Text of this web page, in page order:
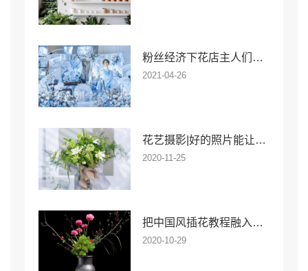
粉丝经济下花店主人们如何助力花艺宴会场景布置
2021-04-26
花艺摄影|好的照片能让花店销量翻番
2020-11-25
把中国风插花教程融入花艺，到底可以有多美？
2020-10-29